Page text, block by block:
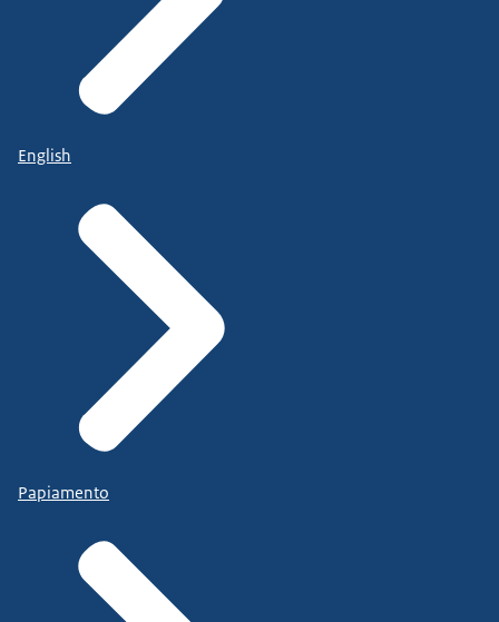
English
Papiamento